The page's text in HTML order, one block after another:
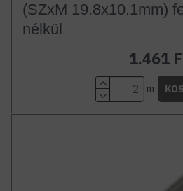
(SZxM 19.8x10.1mm)
nélkül
1.461
m